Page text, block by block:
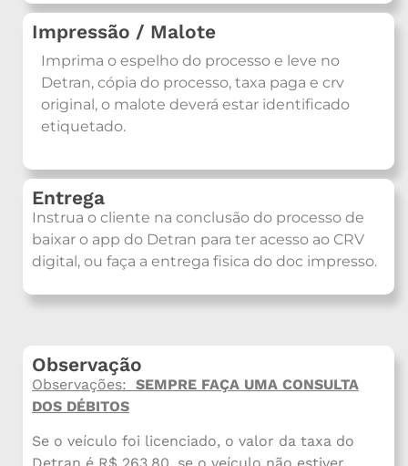
Impressão / Malote
Imprima o espelho do processo e leve no
Detran, cópia do processo, taxa paga e crv
original, o malote deverá estar identificado
etiquetado.
Entrega
Instrua o cliente na conclusão do processo de
baixar o app do Detran para ter acesso ao CRV
digital, ou faça a entrega fisica do doc impresso.
Observação
Observações: SEMPRE FAÇA UMA CONSULTA
DOS DÉBITOS
Se o veículo foi licenciado, o valor da taxa do